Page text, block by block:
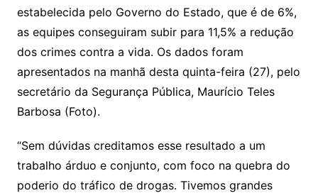
estabelecida pelo Governo do Estado, que é de 6%,
as equipes conseguiram subir para 11,5% a redução
dos crimes contra a vida. Os dados foram
apresentados na manhã desta quinta-feira (27), pelo
secretário da Segurança Pública, Maurício Teles
Barbosa (Foto).
“Sem dúvidas creditamos esse resultado a um
trabalho árduo e conjunto, com foco na quebra do
poderio do tráfico de drogas. Tivemos grandes